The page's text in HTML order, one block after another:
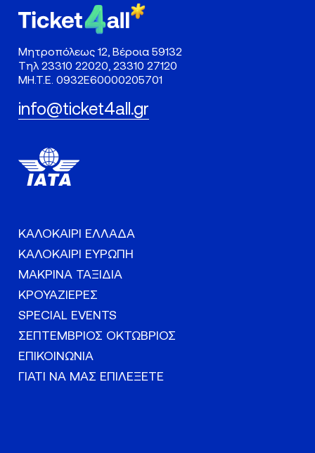
Μητροπόλεως 12, Βέροια 59132
Τηλ23310 22020, 23310 27120
ΜΗ.Τ.Ε. 0932Ε60000205701
info@ticket4all.gr
ΚΑΛΟΚΑΙΡΙ ΕΛΛΑΔΑ
ΚΑΛΟΚΑΙΡΙ ΕΥΡΩΠΗ
ΜΑΚΡΙΝΑ ΤΑΞΙΔΙΑ
ΚΡΟΥΑΖΙΕΡΕΣ
SPECIAL EVENTS
ΣΕΠΤΕΜΒΡΙΟΣ ΟΚΤΩΒΡΙΟΣ
ΕΠΙΚΟΙΝΩΝΙΑ
ΓΙΑΤΙ ΝΑ ΜΑΣ ΕΠΙΛΕΞΕΤΕ